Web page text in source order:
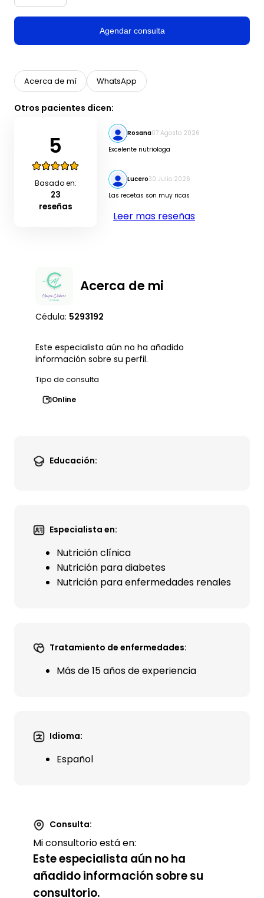
Agendar consulta
Acerca de mí WhatsApp
Otros pacientes dicen:
5
Basado en:
23
reseñas
Rosana07 Agosto 2026
Excelente nutriologa
Lucero30 Julio 2026
Las recetas son muy ricas
Leer mas reseñas
Acerca de mi
Cédula: 5293192
Este especialista aún no ha añadido
información sobre su perfil.
Tipo de consulta
Online
Educación:
Especialista en:
Nutrición clínica
Nutrición para diabetes
Nutrición para enfermedades renales
Tratamiento de enfermedades:
Más de 15 años de experiencia
Idioma:
Español
Consulta:
Mi consultorio está en:
Este especialista aún no ha
añadido información sobre su
consultorio.